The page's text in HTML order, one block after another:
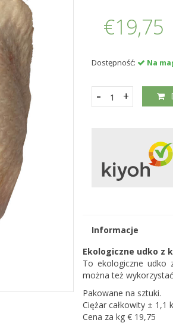
€19,75
Dostępność: Na
+
-
Informacje
Ekologiczne udko z
To ekologiczne udko
można też
Pakowane na sztuki.
Ciężar całkowity ± 1,1
Cena za kg € 19,75